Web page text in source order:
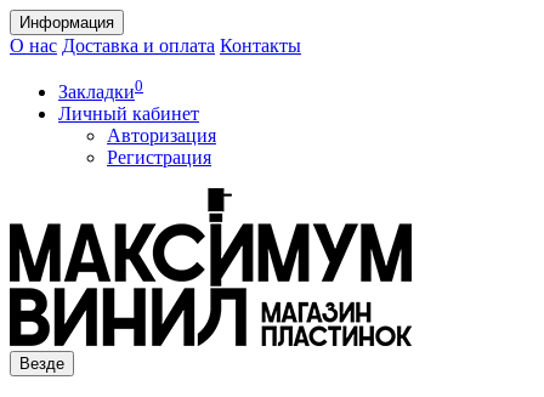
Информация
О нас Доставка и оплата Контакты
Закладки0
Личный кабинет
Авторизация
Регистрация
Везде